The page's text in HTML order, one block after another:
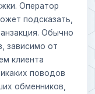
Оператор
подсказать,
Обычно
зависимо от
клиента
поводов
обменников,